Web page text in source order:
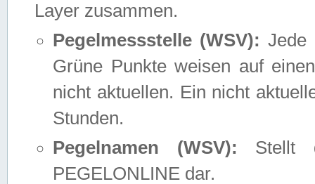
Layer zusammen.
Pegelmessstelle (WSV): Jede
Grüne Punkte weisen auf
nicht aktuellen. Ein nicht
Stunden.
Pegelnamen (WSV): Stellt
PEGELONLINE dar.